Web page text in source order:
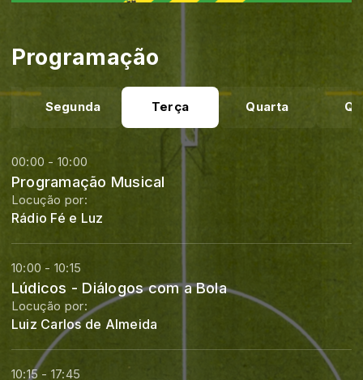
Programação
Segunda Terça Quarta
00:00 - 10:00
Programação Musical
Locução por:
Rádio Fé e Luz
10:00 - 10:15
Lúdicos - Diálogos com a Bola
Locução por:
Luiz Carlos de Almeida
10:15 - 17:45